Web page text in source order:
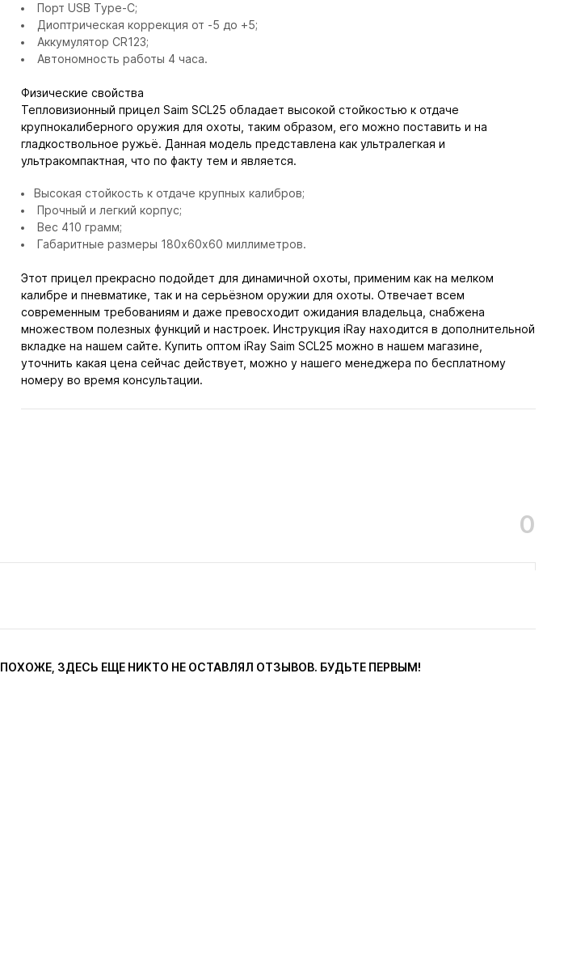
Порт USB Type-C;
Диоптрическая коррекция от -5 до +5;
Аккумулятор CR123;
Автономность работы 4 часа.
Физические свойства
Тепловизионный прицел Saim SCL25 обладает высокой стойкостью к отдаче
крупнокалиберного оружия для охоты, таким образом, его можно поставить и на
гладкоствольное ружьё. Данная модель представлена как ультралегкая и
ультракомпактная, что по факту тем и является.
Высокая стойкость к отдаче крупных калибров;
Прочный и легкий корпус;
Вес 410 грамм;
Габаритные размеры 180х60х60 миллиметров.
Этот прицел прекрасно подойдет для динамичной охоты, применим как на мелком
калибре и пневматике, так и на серьёзном оружии для охоты. Отвечает всем
современным требованиям и даже превосходит ожидания владельца, снабжена
множеством полезных функций и настроек. Инструкция iRay находится в дополнительной
вкладке на нашем сайте. Купить оптом iRay Saim SCL25 можно в нашем магазине,
уточнить какая цена сейчас действует, можно у нашего менеджера по бесплатному
номеру во время консультации.
0
ПОХОЖЕ, ЗДЕСЬ ЕЩЕ НИКТО НЕ ОСТАВЛЯЛ ОТЗЫВОВ. БУДЬТЕ ПЕРВЫМ!